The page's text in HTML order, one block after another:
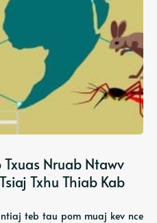
Nruab Ntawv
Txhu Thiab Kab
teb tau pom muaj kev nce